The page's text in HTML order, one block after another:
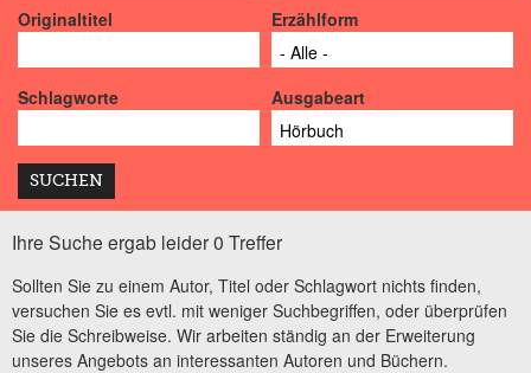
Originaltitel Erzählform
Schlagworte Ausgabeart
Ihre Suche ergab leider 0 Treffer
Sollten Sie zu einem Autor, Titel oder Schlagwort nichts finden,
versuchen Sie es evtl. mit weniger Suchbegriffen, oder überprüfen
Sie die Schreibweise. Wir arbeiten ständig an der Erweiterung
unseres Angebots an interessanten Autoren und Büchern.